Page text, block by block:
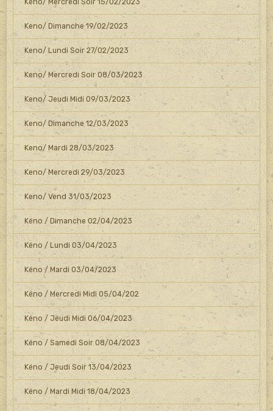
Keno/ Mercredi Soir 15/02/2023
Keno/ Dimanche 19/02/2023
Keno/ Lundi Soir 27/02/2023
Keno/ Mercredi Soir 08/03/2023
Keno/ Jeudi Midi 09/03/2023
Keno/ Dimanche 12/03/2023
Keno/ Mardi 28/03/2023
Keno/ Mercredi 29/03/2023
Keno/ Vend 31/03/2023
Kéno / Dimanche 02/04/2023
Kéno / Lundi 03/04/2023
Kéno / Mardi 03/04/2023
Kéno / Mercredi Midi 05/04/202
Kéno / Jeudi Midi 06/04/2023
Kéno / Samedi Soir 08/04/2023
Kéno / Jeudi Soir 13/04/2023
Kéno / Mardi Midi 18/04/2023